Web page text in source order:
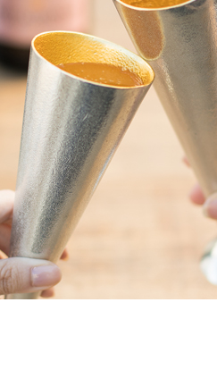
会社概要
SDGsへの取り組み
錫リサイクルプロジェクト
採用情報